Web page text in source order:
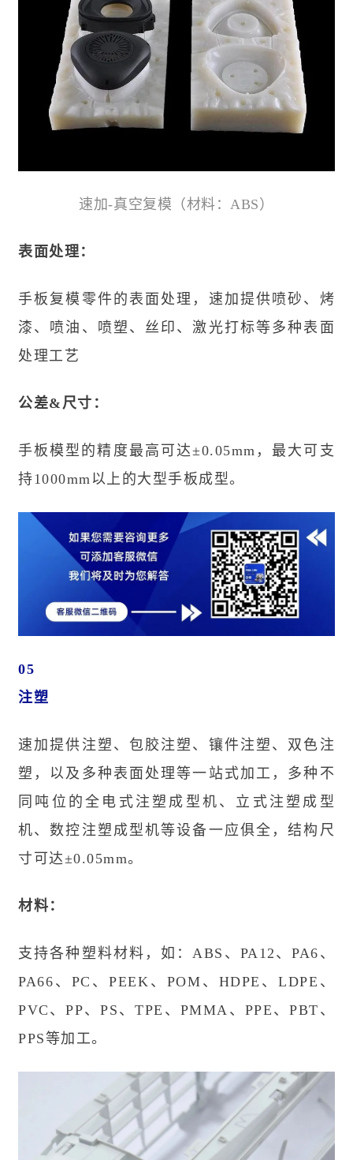
速加-真空复模（材料 ：ABS）
表面处理：
手板复模零件的表面处理，速加提供喷砂、烤
漆、喷油、喷塑、丝印、激光打标等多种表面
处理工艺
公差&尺寸：
手板模型的精度最高可达±0.05mm，最大可支
持1000mm以上的大型手板成型。
05
注塑
速加提供注塑、包胶注塑、镶件注塑、双色注
塑，以及多种表面处理等一站式加工，多种不
同吨位的全电式注塑成型机、立式注塑成型
机、数控注塑成型机等设备一应俱全，结构尺
寸可达±0.05mm。
材料：
支持各种塑料材料，如：ABS、PA12、PA6、
PA66、PC、PEEK、POM、HDPE、LDPE、
PVC、PP、PS、TPE、PMMA、PPE、PBT、
PPS等加工。